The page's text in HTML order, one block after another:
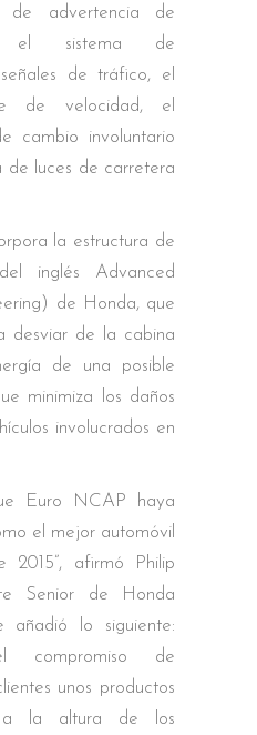
de advertencia de
el sistema de
de tráfico, el
de velocidad, el
cambio involuntario
de luces de carretera
la estructura de
inglés Advanced
de Honda, que
desviar de la cabina
de una posible
minimiza los daños
involucrados en
Euro NCAP haya
el mejor automóvil
2015”, afirmó Philip
Senior de Honda
añadió lo siguiente:
compromiso de
unos productos
la altura de los